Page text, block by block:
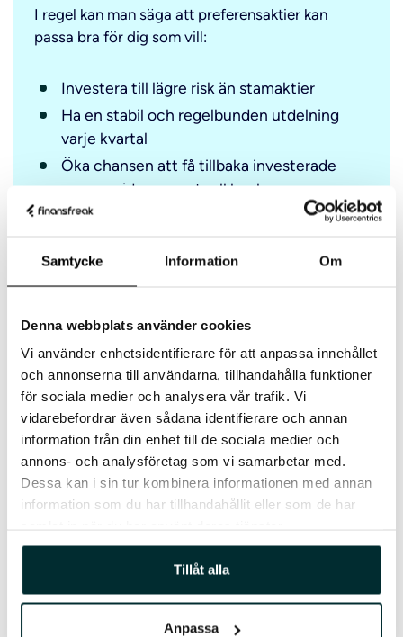
Samtycke Information Om
Denna webbplats använder cookies
Vi använder enhetsidentifierare för att anpassa innehållet
och annonserna till användarna, tillhandahålla funktioner
för sociala medier och analysera vår trafik. Vi
vidarebefordrar även sådana identifierare och annan
information från din enhet till de sociala medier och
annons- och analysföretag som vi samarbetar med.
Dessa kan i sin tur kombinera informationen med annan
information som du har tillhandahållit eller som de har
Tillåt alla
Anpassa
I regel kan man säga att preferensaktier kan
passa bra för dig som vill:
Investera till lägre risk än stamaktier
Ha en stabil och regelbunden utdelning
varje kvartal
Öka chansen att få tillbaka investerade
pengar vid en eventuell konkurs
Ha förtur på aktieutdelningar
utdelning
Att du äger en preferensaktie med förtur till
utdelning innebär inte att du garanterat får
utdelning. Om bolaget hamnar i ekonomiska
svårigheter kan det besluta att inte dela ut någon
utdelning till aktieägarna.
Innan du börjar köpa på dig preferensaktier är det